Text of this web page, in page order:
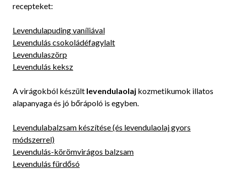
recepteket:
Levendulapuding vaníliával
Levendulás csokoládéfagylalt
Levendulaszörp
Levendulás keksz
A virágokból készült levendulaolaj kozmetikumok illatos
alapanyaga és jó bőrápoló is egyben.
Levendulabalzsam készítése (és levendulaolaj gyors
módszerrel)
Levendulás-körömvirágos balzsam
Levendulás fürdősó